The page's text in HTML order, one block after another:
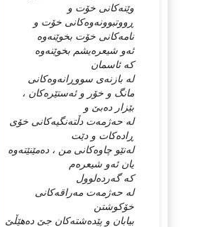
وێنه‌کانی خۆت و
ڕووتبوونه‌وه‌کانی خۆت و
نامه‌کانی خۆت بخوێنه‌وه‌
ئه‌و شیعره‌یشم بخوێنه‌وه‌
که‌ ئاسمان
له‌ بازنه‌ی سووڕانه‌وه‌کانی
مانگ و خۆر و ئه‌ستێره‌کان ،
بێزار ده‌بێ و
له‌ حه‌ژمه‌ت دڵته‌نگیه‌کانی خۆی
ڕاده‌کات و دێت
له‌نێو چاوه‌کانی من ، ده‌مێنێته‌وه‌
یان ئه‌و شیعره‌م
که‌ گه‌رده‌لوول
له‌ حه‌ژمه‌ت مه‌راقه‌کانی
خۆکوشتن
بیابان و پێده‌شته‌کان جێ ده‌هێڵێ